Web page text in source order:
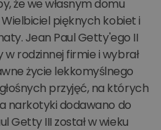
że we własnym domu
pięknych kobiet i
Jean Paul Getty'ego II
rodzinnej firmie i wybrał
życie lekkomyślnego
przyjęć, na których
narkotyki dodawano do
Getty III został w wieku